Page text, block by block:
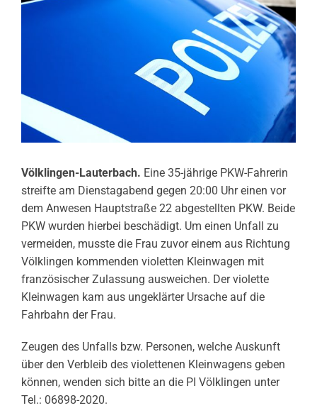
Völklingen-Lauterbach. Eine 35-jährige PKW-Fahrerin
streifte am Dienstagabend gegen 20:00 Uhr einen vor
dem Anwesen Hauptstraße 22 abgestellten PKW. Beide
PKW wurden hierbei beschädigt. Um einen Unfall zu
vermeiden, musste die Frau zuvor einem aus Richtung
Völklingen kommenden violetten Kleinwagen mit
französischer Zulassung ausweichen. Der violette
Kleinwagen kam aus ungeklärter Ursache auf die
Fahrbahn der Frau.
Zeugen des Unfalls bzw. Personen, welche Auskunft
über den Verbleib des violettenen Kleinwagens geben
können, wenden sich bitte an die PI Völklingen unter
Tel.: 06898-2020.